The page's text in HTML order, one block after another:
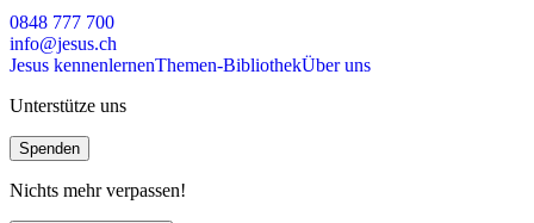
0848 777 700
info@jesus.ch
Jesus kennenlernenThemen-BibliothekÜber uns
Unterstütze uns
Spenden
Nichts mehr verpassen!